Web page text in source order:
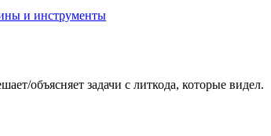
и инструменты
объясняет задачи с литкода, которые видел.